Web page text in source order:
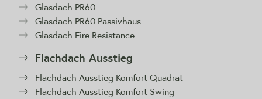
Glasdach PR60
Glasdach PR60 Passivhaus
Glasdach Fire Resistance
Flachdach Ausstieg
Flachdach Ausstieg Komfort Quadrat
Flachdach Ausstieg Komfort Swing